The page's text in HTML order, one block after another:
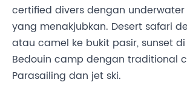
certified divers dengan
yang menakjubkan. Desert safari
atau camel ke bukit pasir, sunset
Bedouin camp dengan traditional
Parasailing dan jet ski.